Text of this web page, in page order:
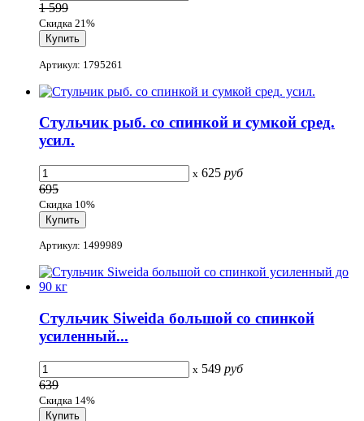
1 599
Скидка 21%
Артикул: 1795261
Стульчик рыб. со спинкой и сумкой сред.
усил.
x 625 руб
695
Скидка 10%
Артикул: 1499989
Стульчик Siweida большой со спинкой
усиленный...
x 549 руб
639
Скидка 14%